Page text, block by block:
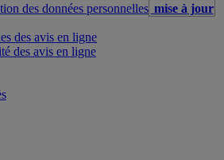
des données personnelles mise à jour
des avis en ligne
des avis en ligne